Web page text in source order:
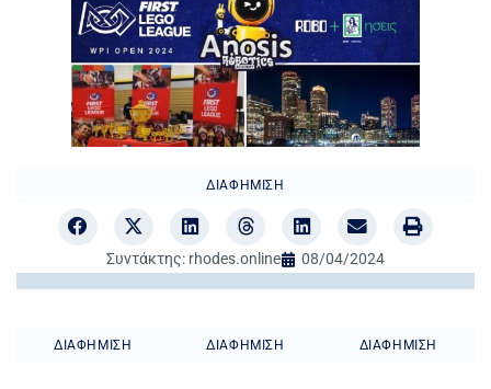
ΔΙΑΦΉΜΙΣΗ
Συντάκτης: rhodes.online 08/04/2024
ΔΙΑΦΉΜΙΣΗ ΔΙΑΦΉΜΙΣΗ ΔΙΑΦΉΜΙΣΗ